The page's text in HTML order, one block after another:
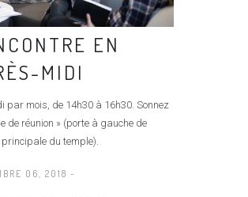
EN
MIDI
par mois, de 14h30 à 16h30. Sonnez
de réunion » (porte à gauche de
principale du temple).
06, 2018 -